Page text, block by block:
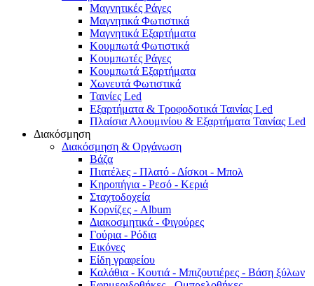
Μαγνητικές Ράγες
Μαγνητικά Φωτιστικά
Μαγνητικά Εξαρτήματα
Κουμπωτά Φωτιστικά
Κουμπωτές Ράγες
Κουμπωτά Εξαρτήματα
Χωνευτά Φωτιστικά
Ταινίες Led
Εξαρτήματα & Τροφοδοτικά Ταινίας Led
Πλαίσια Αλουμινίου & Εξαρτήματα Ταινίας Led
Διακόσμηση
Διακόσμηση & Οργάνωση
Βάζα
Πιατέλες - Πλατό - Δíσκοι - Μπολ
Κηροπήγια - Ρεσό - Κεριά
Σταχτοδοχεία
Κορνίζες - Album
Διακοσμητικά - Φιγούρες
Γούρια - Ρόδια
Εικόνες
Είδη γραφείου
Καλάθια - Κουτιά - Μπιζουτιέρες - Βάση ξύλων